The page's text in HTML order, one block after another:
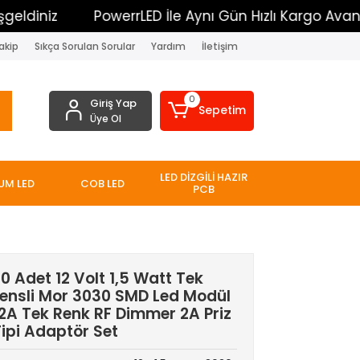
PowerrLED İle Aynı Gün Hızlı Kargo Avantajı
Sıkça Sorulan Sorular Yardım İletişim
Giriş Yap
Üye Ol
0
Sepetim
LED COB LED LED DİZGİLİ HAZIR
PCB
Adet 12 Volt 1,5 Watt Tek
Mor 3030 SMD Led Modül
Tek Renk RF Dimmer 2A Priz
Adaptör Set